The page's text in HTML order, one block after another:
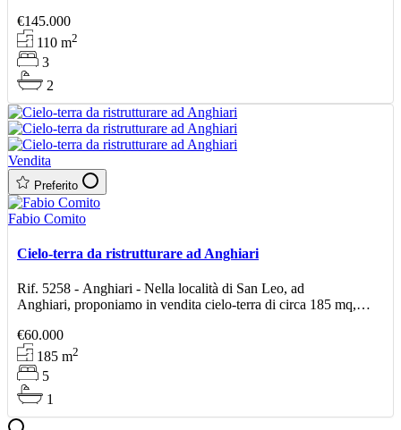
€145.000
110m2
3
2
Vendita
Preferito
Fabio Comito
Cielo-terra da ristrutturare ad Anghiari
Rif. 5258 - Anghiari - Nella località di San Leo, ad
Anghiari, proponiamo in vendita cielo-terra di circa 185 mq,
€60.000
185m2
5
1